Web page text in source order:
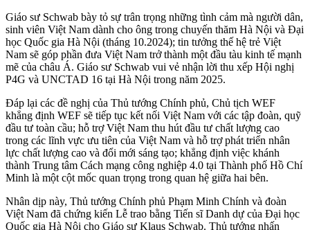
Giáo sư Schwab bày tỏ sự trân trọng những tình cảm mà người dân,
sinh viên Việt Nam dành cho ông trong chuyến thăm Hà Nội và Đại
học Quốc gia Hà Nội (tháng 10.2024); tin tưởng thế hệ trẻ Việt
Nam sẽ góp phần đưa Việt Nam trở thành một đầu tàu kinh tế mạnh
mẽ của châu Á. Giáo sư Schwab vui vẻ nhận lời thu xếp Hội nghị
P4G và UNCTAD 16 tại Hà Nội trong năm 2025.
Đáp lại các đề nghị của Thủ tướng Chính phủ, Chủ tịch WEF
khẳng định WEF sẽ tiếp tục kết nối Việt Nam với các tập đoàn, quỹ
đầu tư toàn cầu; hỗ trợ Việt Nam thu hút đầu tư chất lượng cao
trong các lĩnh vực ưu tiên của Việt Nam và hỗ trợ phát triển nhân
lực chất lượng cao và đổi mới sáng tạo; khẳng định việc khánh
thành Trung tâm Cách mạng công nghiệp 4.0 tại Thành phố Hồ Chí
Minh là một cột mốc quan trọng trong quan hệ giữa hai bên.
Nhân dịp này, Thủ tướng Chính phủ Phạm Minh Chính và đoàn
Việt Nam đã chứng kiến Lễ trao bằng Tiến sĩ Danh dự của Đại học
Quốc gia Hà Nội cho Giáo sư Klaus Schwab. Thủ tướng nhấn